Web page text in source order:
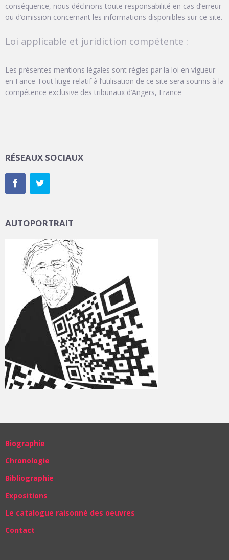
conséquence, nous déclinons toute responsabilité en cas d’erreur
ou d’omission concernant les informations disponibles sur ce site.
Loi applicable et juridiction compétente :
Les présentes mentions légales sont régies par la loi en vigueur
en Fance Tout litige relatif à l’utilisation de ce site sera soumis à la
compétence exclusive des tribunaux d’Angers, France
RÉSEAUX SOCIAUX
AUTOPORTRAIT
Biographie
Chronologie
Bibliographie
Expositions
Le catalogue raisonné des oeuvres
Contact